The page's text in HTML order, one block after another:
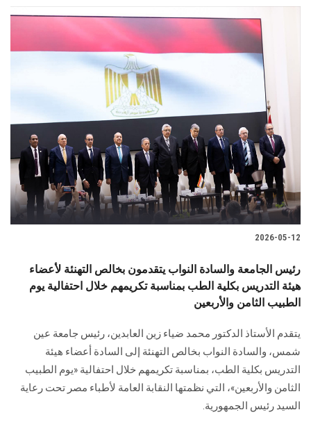
2026-05-12
رئيس الجامعة والسادة النواب يتقدمون بخالص التهنئة لأعضاء
هيئة التدريس بكلية الطب بمناسبة تكريمهم خلال احتفالية يوم
الطبيب الثامن والأربعين
يتقدم الأستاذ الدكتور محمد ضياء زين العابدين، رئيس جامعة عين
شمس، والسادة النواب بخالص التهنئة إلى السادة أعضاء هيئة
التدريس بكلية الطب، بمناسبة تكريمهم خلال احتفالية «يوم الطبيب
الثامن والأربعين»، التي نظمتها النقابة العامة لأطباء مصر تحت رعاية
السيد رئيس الجمهورية.